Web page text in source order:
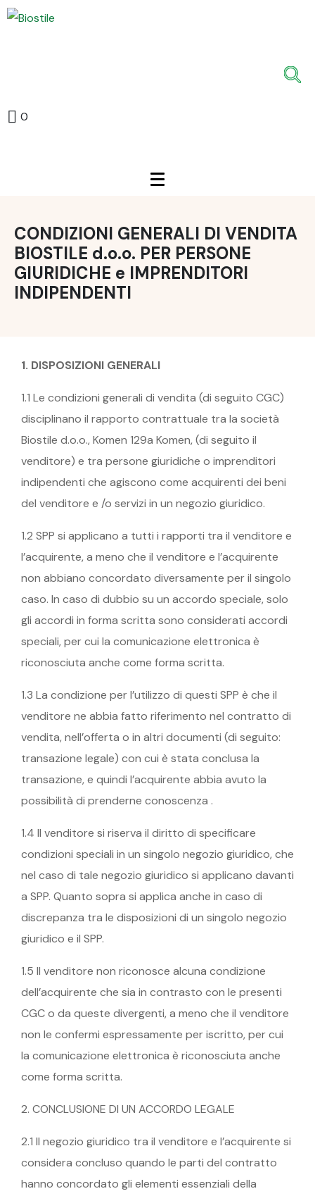
0
CONDIZIONI GENERALI DI VENDITA
BIOSTILE d.o.o. PER PERSONE
GIURIDICHE e IMPRENDITORI
INDIPENDENTI
1. DISPOSIZIONI GENERALI
1.1 Le condizioni generali di vendita (di seguito CGC)
disciplinano il rapporto contrattuale tra la società
Biostile d.o.o., Komen 129a Komen, (di seguito il
venditore) e tra persone giuridiche o imprenditori
indipendenti che agiscono come acquirenti dei beni
del venditore e /o servizi in un negozio giuridico.
1.2 SPP si applicano a tutti i rapporti tra il venditore e
l’acquirente, a meno che il venditore e l’acquirente
non abbiano concordato diversamente per il singolo
caso. In caso di dubbio su un accordo speciale, solo
gli accordi in forma scritta sono considerati accordi
speciali, per cui la comunicazione elettronica è
riconosciuta anche come forma scritta.
1.3 La condizione per l’utilizzo di questi SPP è che il
venditore ne abbia fatto riferimento nel contratto di
vendita, nell’offerta o in altri documenti (di seguito:
transazione legale) con cui è stata conclusa la
transazione, e quindi l’acquirente abbia avuto la
possibilità di prenderne conoscenza .
1.4 Il venditore si riserva il diritto di specificare
condizioni speciali in un singolo negozio giuridico, che
nel caso di tale negozio giuridico si applicano davanti
a SPP. Quanto sopra si applica anche in caso di
discrepanza tra le disposizioni di un singolo negozio
giuridico e il SPP.
1.5 Il venditore non riconosce alcuna condizione
dell’acquirente che sia in contrasto con le presenti
CGC o da queste divergenti, a meno che il venditore
non le confermi espressamente per iscritto, per cui
la comunicazione elettronica è riconosciuta anche
come forma scritta.
2. CONCLUSIONE DI UN ACCORDO LEGALE
2.1 Il negozio giuridico tra il venditore e l’acquirente si
considera concluso quando le parti del contratto
hanno concordato gli elementi essenziali della